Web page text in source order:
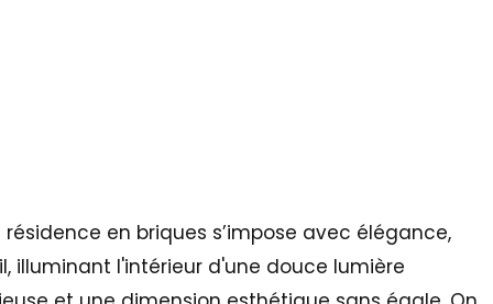
en briques s’impose avec élégance,
illuminant l'intérieur d'une douce lumière